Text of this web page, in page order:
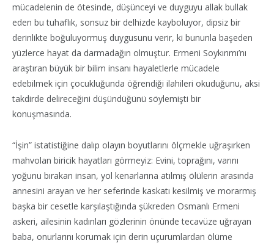
mücadelenin de ötesinde, düşünceyi ve duyguyu allak bullak
eden bu tuhaflık, sonsuz bir delhizde kayboluyor, dipsiz bir
derinlikte boğuluyormuş duygusunu verir, ki bununla başeden
yüzlerce hayat da darmadağın olmuştur. Ermeni Soykırımı’nı
araştıran büyük bir bilim insanı hayaletlerle mücadele
edebilmek için çocukluğunda öğrendiği ilahileri okuduğunu, aksi
takdirde delireceğini düşündüğünü söylemişti bir
konuşmasında.
“İşin” istatistiğine dalıp olayın boyutlarını ölçmekle uğraşırken
mahvolan biricik hayatları görmeyiz: Evini, toprağını, varını
yoğunu bırakan insan, yol kenarlarına atılmış ölülerin arasında
annesini arayan ve her seferinde kaskatı kesilmiş ve morarmış
başka bir cesetle karşılaştığında şükreden Osmanlı Ermeni
askeri, ailesinin kadınları gözlerinin önünde tecavüze uğrayan
baba, onurlarını korumak için derin uçurumlardan ölüme